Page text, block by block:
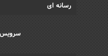
رسانه ای